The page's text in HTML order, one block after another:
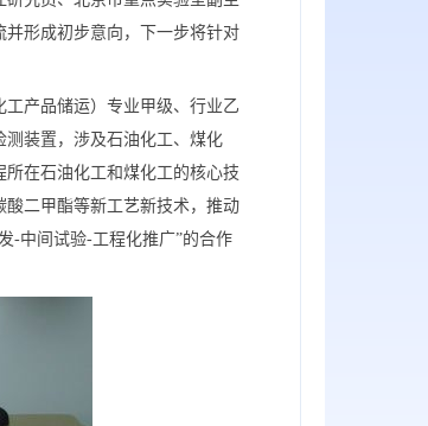
形成初步意向，下一步将针对
产品储运）专业甲级、行业乙
装置，涉及石油化工、煤化
在石油化工和煤化工的核心技
二甲酯等新工艺新技术，推动
-中间试验-工程化推广”的合作